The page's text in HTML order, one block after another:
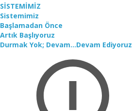
SİSTEMİMİZ
Sistemimiz
Başlamadan Önce
Artık Başlıyoruz
Durmak Yok; Devam...Devam Ediyoruz